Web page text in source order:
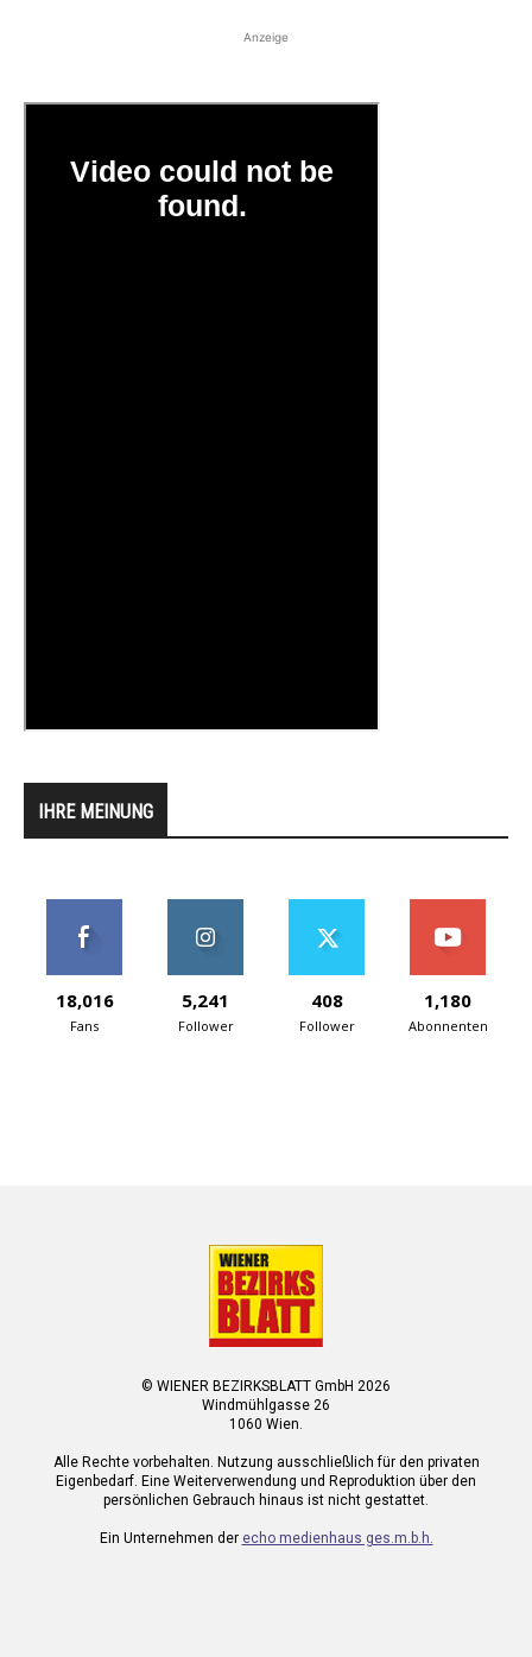
Anzeige
IHRE MEINUNG
18,016
Fans
5,241
Follower
408
Follower
1,180
Abonnenten
© WIENER BEZIRKSBLATT GmbH 2026
Windmühlgasse 26
1060 Wien.
Alle Rechte vorbehalten. Nutzung ausschließlich für den privaten
Eigenbedarf. Eine Weiterverwendung und Reproduktion über den
persönlichen Gebrauch hinaus ist nicht gestattet.
Ein Unternehmen der echo medienhaus ges.m.b.h.